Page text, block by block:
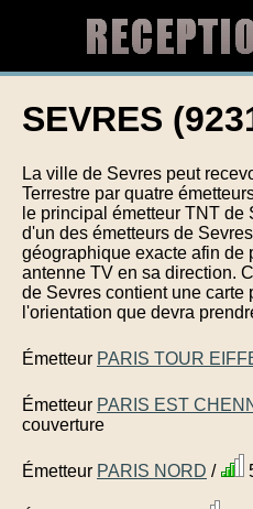
SEVRES
La ville de Sevres peut
Terrestre par quatre
le principal émetteur TNT
d'un des émetteurs de
géographique exacte afin de
antenne TV en sa direction.
de Sevres contient une carte
l'orientation que devra
Émetteur PARIS TOUR
Émetteur PARIS EST
couverture
Émetteur PARIS NORD /